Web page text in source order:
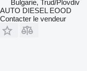
Bulgarie, Trud/Plovdiv
AUTO DIESEL EOOD
Contacter le vendeur